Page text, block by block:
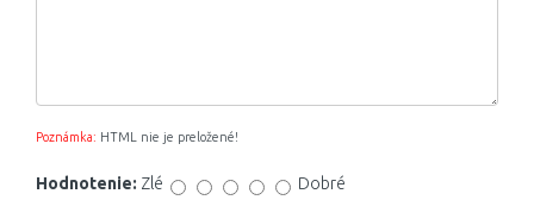
Poznámka: HTML nie je preložené!
Hodnotenie: Zlé Dobré